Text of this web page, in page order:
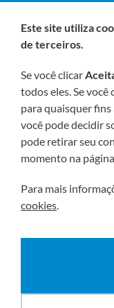
Somos membros
Visite-nos em
2026 © Todos
Este site utiliza
de terceiros.
Se você clicar
todos eles. Se você
para quaisquer fins
você pode decidir
pode retirar seu
momento na
Para mais
cookies.